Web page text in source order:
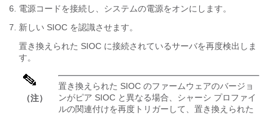
電源コードを接続し、システムの電源をオンにします。
新しい SIOC を認識させます。
置き換えられた SIOC に接続されているサーバを再度検出しま
す。
（注）
置き換えられた SIOC のファームウェアのバージョ
ンがピア SIOC と異なる場合、シャーシ プロファイ
ルの関連付けを再度トリガーして、置き換えられた